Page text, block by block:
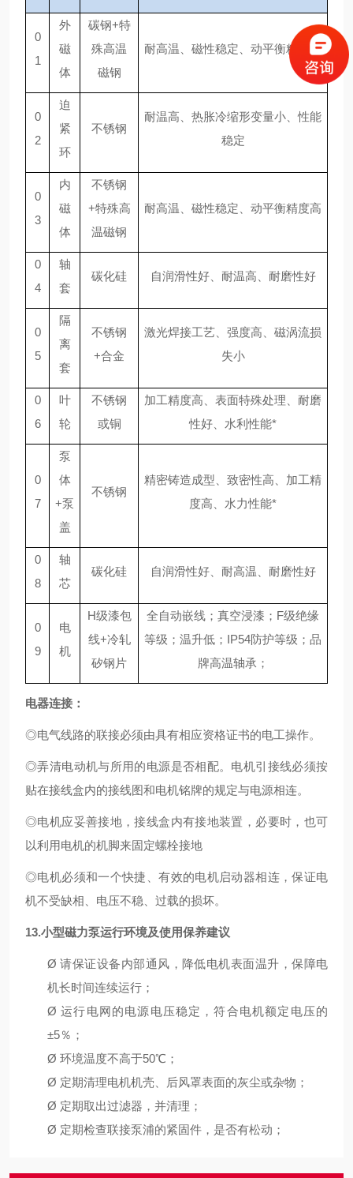
0
1
外
磁
体
碳钢+特
殊高温
磁钢
耐高温 、磁性稳定、动平衡精度高
0
2
迫
紧
环
不锈钢
耐温高、热胀冷缩形变量小、性能
稳定
0
3
内
磁
体
不锈钢
+特殊高
温磁钢
耐高温 、磁性稳定、动平衡精度高
0
4
轴
套
碳化硅 自润滑性好、耐温高、耐磨性好
0
5
隔
离
套
不锈钢
+合金
激光焊接工艺、强度高、磁涡流损
失小
0
6
叶
轮
不锈钢
或铜
加工精度高、表面特殊处理、耐磨
性好、水利性能*
0
7
泵
体
+泵
盖
不锈钢
精密铸造成型、致密性高、加工精
度高、水力性能*
0
8
轴
芯
碳化硅 自润滑性好、耐高温、耐磨性好
0
9
电
机
H级漆包
线+冷轧
矽钢片
全自动嵌线；真空浸漆；F级绝缘
等级；温升低；IP54防护等级；品
牌高温轴承；
电器连接：
◎电气线路的联接必须由具有相应资格证书的电工操作。
◎弄清电动机与所用的电源是否相配。电机引接线必须按
贴在接线盒内的接线图和电机铭牌的规定与电源相连。
◎电机应妥善接地，接线盒内有接地装置，必要时，也可
以利用电机的机脚来固定螺栓接地
◎电机必须和一个快捷、有效的电机启动器相连，保证电
机不受缺相、电压不稳、过载的损坏。
13.小型磁力泵运行环境及使用保养建议
Ø请保证设备内部通风，降低电机表面温升，保障电
机长时间连续运行；
Ø运行电网的电源电压稳定，符合电机额定电压的
±5％；
Ø 环境温度不高于50℃；
Ø 定期清理电机机壳、后风罩表面的灰尘或杂物；
Ø 定期取出过滤器，并清理；
Ø 定期检查联接泵浦的紧固件，是否有松动；